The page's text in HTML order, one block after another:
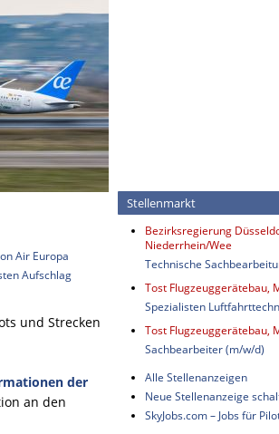
Air Europa
Aufschlag
und Strecken
der
an den
Stellenmarkt
Bezirksregierung
Niederrhein/Wee
Technische
Tost Flugzeuggerätebau,
Spezialisten
Tost Flugzeuggerätebau,
Sachbearbeiter (m/w/d)
Alle Stellenanzeigen
Neue Stellenanzeige
SkyJobs.com – Jobs für